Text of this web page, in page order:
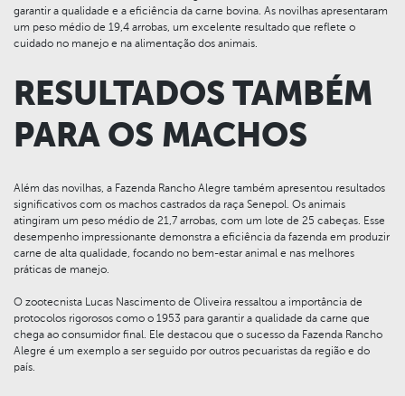
garantir a qualidade e a eficiência da carne bovina. As novilhas apresentaram
um peso médio de 19,4 arrobas, um excelente resultado que reflete o
cuidado no manejo e na alimentação dos animais.
RESULTADOS TAMBÉM
PARA OS MACHOS
Além das novilhas, a Fazenda Rancho Alegre também apresentou resultados
significativos com os machos castrados da raça Senepol. Os animais
atingiram um peso médio de 21,7 arrobas, com um lote de 25 cabeças. Esse
desempenho impressionante demonstra a eficiência da fazenda em produzir
carne de alta qualidade, focando no bem-estar animal e nas melhores
práticas de manejo.
O zootecnista Lucas Nascimento de Oliveira ressaltou a importância de
protocolos rigorosos como o 1953 para garantir a qualidade da carne que
chega ao consumidor final. Ele destacou que o sucesso da Fazenda Rancho
Alegre é um exemplo a ser seguido por outros pecuaristas da região e do
país.